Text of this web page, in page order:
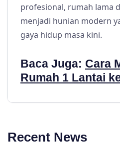
profesional, rumah lama
menjadi hunian modern
gaya hidup masa kini.
Baca Juga: Cara
Rumah 1 Lantai
Recent News